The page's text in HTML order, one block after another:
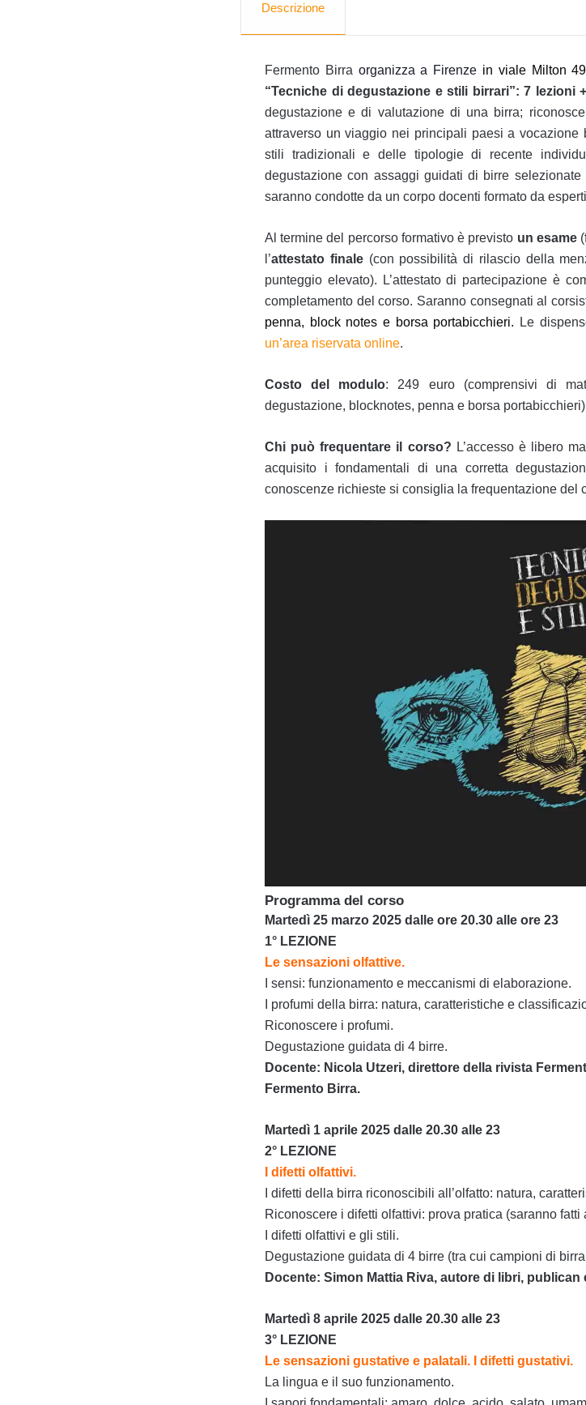
Descrizione
Fermento Birra organizza a Firenze in viale Milton
“Tecniche di degustazione e stili birrari”: 7 lezioni
degustazione e di valutazione di una birra;
attraverso un viaggio nei principali paesi a
stili tradizionali e delle tipologie di recente
degustazione con assaggi guidati di birre
saranno condotte da un corpo docenti formato da
Al termine del percorso formativo è previsto un esame
l’attestato finale (con possibilità di rilascio della
punteggio elevato). L’attestato di partecipazione è
completamento del corso. Saranno consegnati al
penna, block notes e borsa portabicchieri. Le
un’area riservata online.
Costo del modulo: 249 euro (comprensivi di
degustazione, blocknotes, penna e borsa
Chi può frequentare il corso? L’accesso è libero
acquisito i fondamentali di una corretta
conoscenze richieste si consiglia la frequentazione del
Programma del corso
Martedì 25 marzo 2025 dalle ore 20.30 alle ore 23
1° LEZIONE
Le sensazioni olfattive.
I sensi: funzionamento e meccanismi di elaborazione.
I profumi della birra: natura, caratteristiche e
Riconoscere i profumi.
Degustazione guidata di 4 birre.
Docente: Nicola Utzeri, direttore della rivista
Fermento Birra.
Martedì 1 aprile 2025 dalle 20.30 alle 23
2° LEZIONE
I difetti olfattivi.
I difetti della birra riconoscibili all’olfatto: natura,
Riconoscere i difetti olfattivi: prova pratica (saranno
I difetti olfattivi e gli stili.
Degustazione guidata di 4 birre (tra cui campioni di
Docente: Simon Mattia Riva, autore di libri,
Martedì 8 aprile 2025 dalle 20.30 alle 23
3° LEZIONE
Le sensazioni gustative e palatali. I difetti gustativi.
La lingua e il suo funzionamento.